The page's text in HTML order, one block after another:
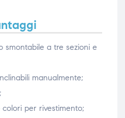
smontabile a tre sezioni e
manualmente;
per rivestimento;